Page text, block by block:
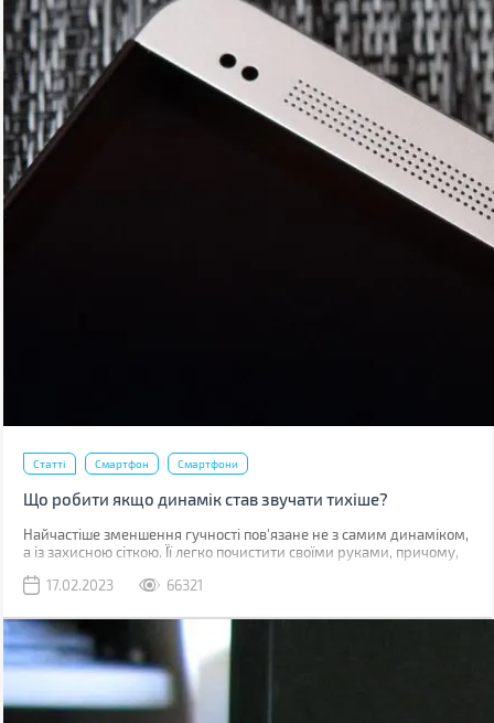
Статті Смартфон Смартфони
Що робити якщо динамік став звучати тихіше?
Найчастіше зменшення гучності пов'язане не з самим динаміком,
а із захисною сіткою. Її легко почистити своїми руками, причому,
17.02.2023
66321